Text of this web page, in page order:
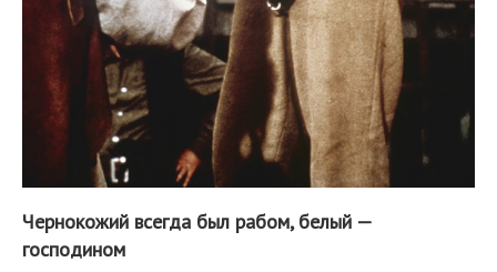
Чернокожий всегда был рабом, белый —
господином